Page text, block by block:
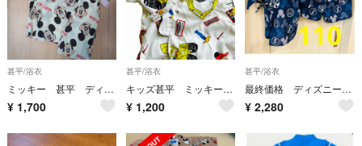
甚平/浴衣
ミッキー 甚平 ディズニー
¥ 1,700
甚平/浴衣
キッズ甚平 ミッキー 希少ビンテージ 約120㎝ 半ズボンのおまけつき☆
¥ 1,200
甚平/浴衣
最終価格 ディズニー Disney ミッキー 甚平 上下セット 110
¥ 2,280